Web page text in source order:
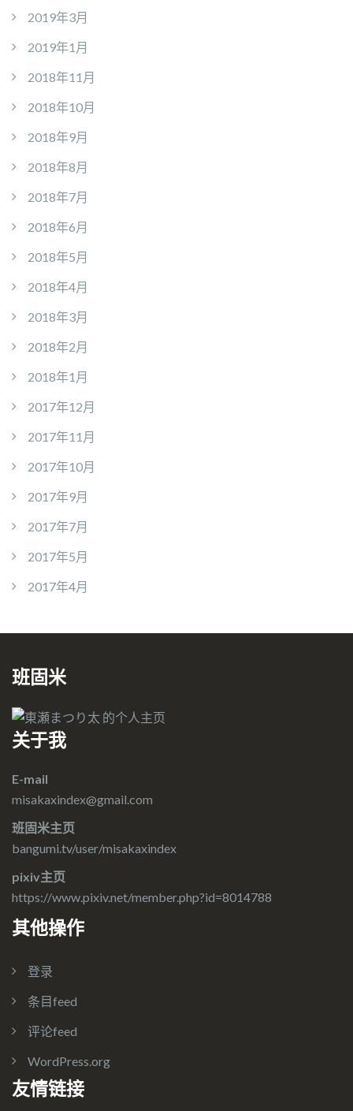
2019年3月
2019年1月
2018年11月
2018年10月
2018年9月
2018年8月
2018年7月
2018年6月
2018年5月
2018年4月
2018年3月
2018年2月
2018年1月
2017年12月
2017年11月
2017年10月
2017年9月
2017年7月
2017年5月
2017年4月
班固米
关于我
E-mail
misakaxindex@gmail.com
班固米主页
bangumi.tv/user/misakaxindex
pixiv主页
https://www.pixiv.net/member.php?id=8014788
其他操作
登录
条目feed
评论feed
WordPress.org
友情链接